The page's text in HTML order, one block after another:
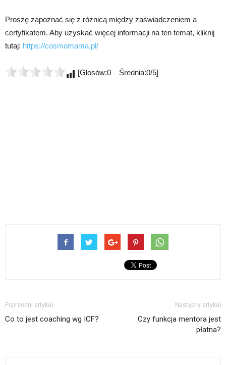
Proszę zapoznać się z różnicą między zaświadczeniem a
certyfikatem. Aby uzyskać więcej informacji na ten temat, kliknij
tutaj: https://cosmomama.pl/
[Głosów:0 Średnia:0/5]
Poprzedni artykuł
Co to jest coaching wg ICF?
Następny artykuł
Czy funkcja mentora jest
płatna?